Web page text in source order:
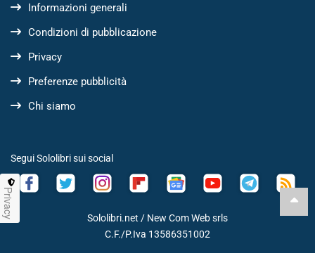
Informazioni generali
Condizioni di pubblicazione
Privacy
Preferenze pubblicità
Chi siamo
Segui Sololibri sui social
Sololibri.net / New Com Web srls
C.F./P.Iva 13586351002
Privacy